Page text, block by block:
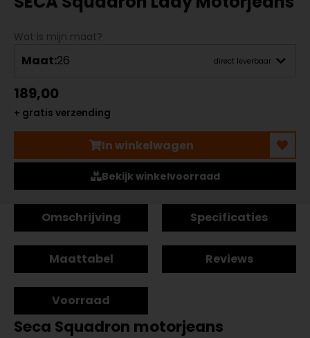
Wat is mijn maat?
Maat:26 direct leverbaar
189,00
+ gratis verzending
In winkelwagen
Bekijk winkelvoorraad
Omschrijving Specificaties
Maattabel Reviews
Voorraad
Seca Squadron motorjeans